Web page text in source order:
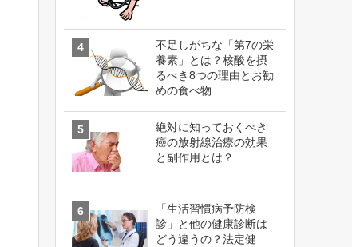
不足しがちな「第7の栄
養素」とは？核酸を摂
るべき8つの理由とお勧
めの食べ物
絶対に知っておくべき
癌の放射線治療の効果
と副作用とは？
「生活習慣病予防検
診」と他の健康診断は
どう違うの？法定健